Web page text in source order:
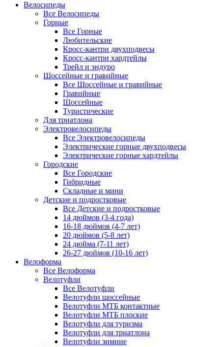
Велосипеды
Все Велосипеды
Горные
Все Горные
Любительские
Кросс-кантри двухподвесы
Кросс-кантри хардтейлы
Трейл и эндуро
Шоссейные и гравийные
Все Шоссейные и гравийные
Гравийные
Шоссейные
Туристические
Для триатлона
Электровелосипеды
Все Электровелосипеды
Электрические горные двухподвесы
Электрические горные хардтейлы
Городские
Все Городские
Гибридные
Складные и мини
Детские и подростковые
Все Детские и подростковые
14 дюймов (3-4 года)
16-18 дюймов (4-7 лет)
20 дюймов (5-8 лет)
24 дюйма (7-11 лет)
26-27 дюймов (10-16 лет)
Велоформа
Все Велоформа
Велотуфли
Все Велотуфли
Велотуфли шоссейные
Велотуфли МТБ контактные
Велотуфли МТБ плоские
Велотуфли для туризма
Велотуфли для триатлона
Велотуфли зимние